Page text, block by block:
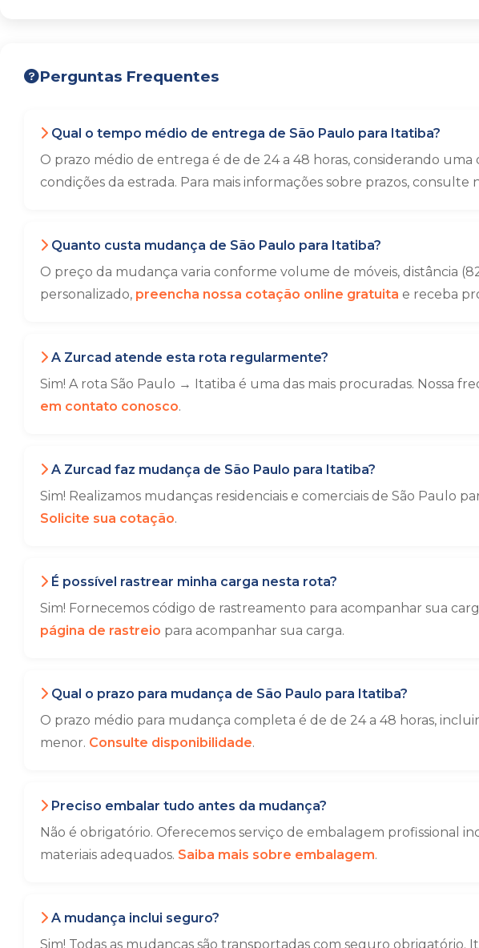
Perguntas Frequentes
Qual o tempo médio de entrega de São Paulo para Itatiba?
O prazo médio de entrega é de de 24 a 48 horas, considerando
condições da estrada. Para mais informações sobre prazos, consulte
Quanto custa mudança de São Paulo para Itatiba?
O preço da mudança varia conforme volume de móveis, distância
personalizado, preencha nossa cotação online gratuita e receba
A Zurcad atende esta rota regularmente?
Sim! A rota São Paulo → Itatiba é uma das mais procuradas. Nossa
em contato conosco.
A Zurcad faz mudança de São Paulo para Itatiba?
Sim! Realizamos mudanças residenciais e comerciais de São
Solicite sua cotação.
É possível rastrear minha carga nesta rota?
Sim! Fornecemos código de rastreamento para acompanhar sua
página de rastreio para acompanhar sua carga.
Qual o prazo para mudança de São Paulo para Itatiba?
O prazo médio para mudança completa é de de 24 a 48 horas,
menor. Consulte disponibilidade.
Preciso embalar tudo antes da mudança?
Não é obrigatório. Oferecemos serviço de embalagem profissional
materiais adequados. Saiba mais sobre embalagem.
A mudança inclui seguro?
Sim! Todas as mudanças são transportadas com seguro